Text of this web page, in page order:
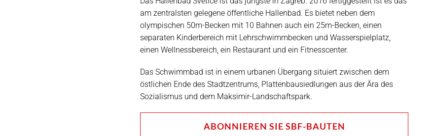
am zentralsten gelegene öffentliche Hallenbad. Es bietet neben dem
olympischen 50m-Becken mit 10 Bahnen auch ein 25m-Becken, einen
separaten Kinderbereich mit Lehrschwimmbecken und Wasserspielplatz,
einen Wellnessbereich, ein Restaurant und ein Fitnesscenter.
Das Schwimmbad ist in einem urbanen Übergang situiert zwischen dem
östlichen Ende des Stadtzentrums, Plattenbausiedlungen aus der Ära des
Sozialismus und dem Maksimir-Landschaftspark.
ABONNIEREN SIE SBF-BAUTEN